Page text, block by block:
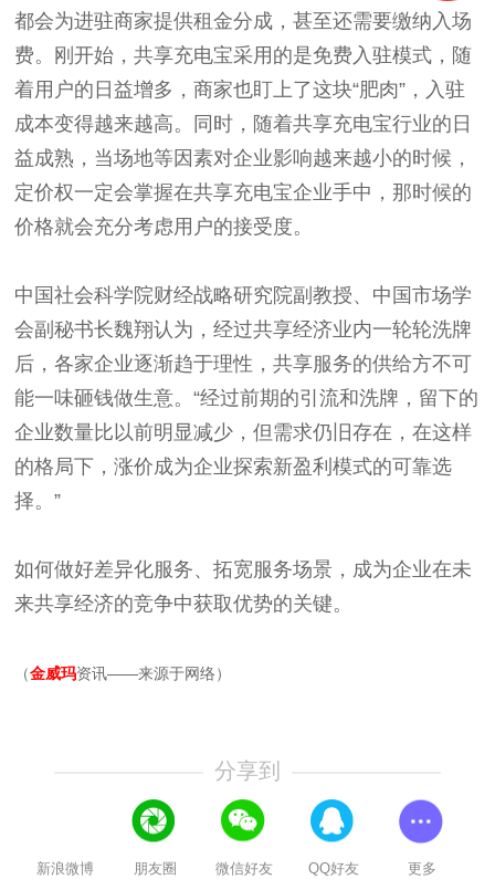
都会为进驻商家提供租金分成，甚至还需要缴纳入场
费。刚开始，共享充电宝采用的是免费入驻模式，随
着用户的日益增多，商家也盯上了这块“肥肉”，入驻
成本变得越来越高。同时，随着共享充电宝行业的日
益成熟，当场地等因素对企业影响越来越小的时候，
定价权一定会掌握在共享充电宝企业手中，那时候的
价格就会充分考虑用户的接受度。
中国社会科学院财经战略研究院副教授、中国市场学
会副秘书长魏翔认为，经过共享经济业内一轮轮洗牌
后，各家企业逐渐趋于理性，共享服务的供给方不可
能一味砸钱做生意。“经过前期的引流和洗牌，留下的
企业数量比以前明显减少，但需求仍旧存在，在这样
的格局下，涨价成为企业探索新盈利模式的可靠选
择。”
如何做好差异化服务、拓宽服务场景，成为企业在未
来共享经济的竞争中获取优势的关键。
（金威玛资讯——来源于网络）
分享到
新浪微博 朋友圈 微信好友 QQ好友 更多